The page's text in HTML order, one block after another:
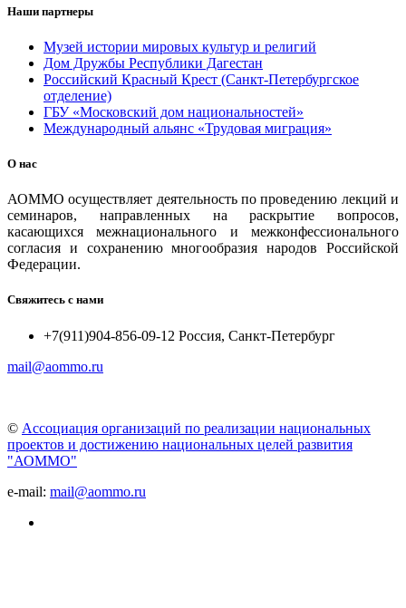
Наши партнеры
Музей истории мировых культур и религий
Дом Дружбы Республики Дагестан
Российский Красный Крест (Санкт-Петербургское
отделение)
ГБУ «Московский дом национальностей»
Международный альянс «Трудовая миграция»
О нас
АОММО осуществляет деятельность по проведению лекций и
семинаров, направленных на раскрытие вопросов,
касающихся межнационального и межконфессионального
согласия и сохранению многообразия народов Российской
Федерации.
Свяжитесь с нами
+7(911)904-856-09-12 Россия, Санкт-Петербург
mail@aommo.ru
© Ассоциация организаций по реализации национальных
проектов и достижению национальных целей развития
"АОММО"
e-mail: mail@aommo.ru